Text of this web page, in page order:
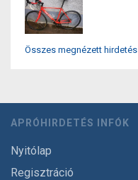
Összes megnézett hirdetés
APRÓHIRDETÉS INFÓK
Nyitólap
Regisztráció